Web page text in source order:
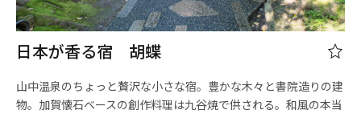
日本が香る宿 胡蝶
山中温泉のちょっと贅沢な小さな宿。豊かな木々と書院造りの建
物。加賀懐石ベースの創作料理は九谷焼で供される。和風の本当